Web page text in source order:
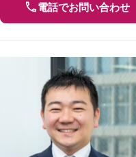
電話でお問い合わせ